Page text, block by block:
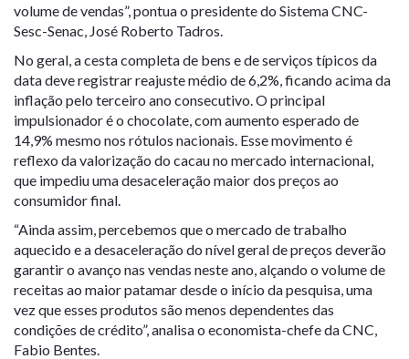
volume de vendas”, pontua o presidente do Sistema CNC-
Sesc-Senac, José Roberto Tadros.
No geral, a cesta completa de bens e de serviços típicos da
data deve registrar reajuste médio de 6,2%, ficando acima da
inflação pelo terceiro ano consecutivo. O principal
impulsionador é o chocolate, com aumento esperado de
14,9% mesmo nos rótulos nacionais. Esse movimento é
reflexo da valorização do cacau no mercado internacional,
que impediu uma desaceleração maior dos preços ao
consumidor final.
“Ainda assim, percebemos que o mercado de trabalho
aquecido e a desaceleração do nível geral de preços deverão
garantir o avanço nas vendas neste ano, alçando o volume de
receitas ao maior patamar desde o início da pesquisa, uma
vez que esses produtos são menos dependentes das
condições de crédito”, analisa o economista-chefe da CNC,
Fabio Bentes.